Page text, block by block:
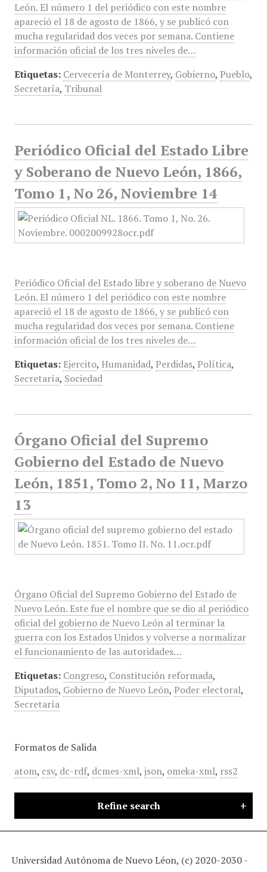
León. El número 1 del periódico con este nombre
apareció el 18 de agosto de 1866, y se publicó con
mucha regularidad dos veces por semana. Contiene
información oficial de los tres niveles de…
Etiquetas: Cervecería de Monterrey, Gobierno, Pueblo,
Secretaría, Tribunal
Periódico Oficial del Estado Libre
y Soberano de Nuevo León, 1866,
Tomo 1, No 26, Noviembre 14
Periódico Oficial del Estado libre y soberano de Nuevo
León. El número 1 del periódico con este nombre
apareció el 18 de agosto de 1866, y se publicó con
mucha regularidad dos veces por semana. Contiene
información oficial de los tres niveles de…
Etiquetas: Ejercito, Humanidad, Perdidas, Política,
Secretaría, Sociedad
Órgano Oficial del Supremo
Gobierno del Estado de Nuevo
León, 1851, Tomo 2, No 11, Marzo
13
Órgano Oficial del Supremo Gobierno del Estado de
Nuevo León. Este fue el nombre que se dio al periódico
oficial del gobierno de Nuevo León al terminar la
guerra con los Estados Unidos y volverse a normalizar
el funcionamiento de las autoridades…
Etiquetas: Congreso, Constitución reformada,
Diputados, Gobierno de Nuevo León, Poder electoral,
Secretaría
Formatos de Salida
atom, csv, dc-rdf, dcmes-xml, json, omeka-xml, rss2
Refine search
Universidad Autónoma de Nuevo Léon, (c) 2020-2030 -